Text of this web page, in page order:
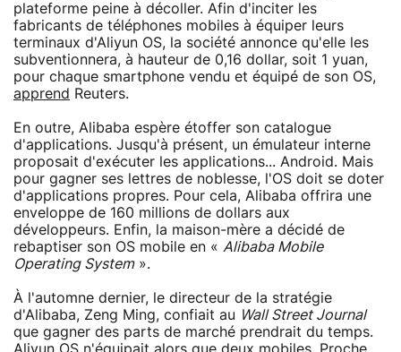
plateforme peine à décoller. Afin d'inciter les
fabricants de téléphones mobiles à équiper leurs
terminaux d'Aliyun OS, la société annonce qu'elle les
subventionnera, à hauteur de 0,16 dollar, soit 1 yuan,
pour chaque smartphone vendu et équipé de son OS,
apprend Reuters.
En outre, Alibaba espère étoffer son catalogue
d'applications. Jusqu'à présent, un émulateur interne
proposait d'exécuter les applications... Android. Mais
pour gagner ses lettres de noblesse, l'OS doit se doter
d'applications propres. Pour cela, Alibaba offrira une
enveloppe de 160 millions de dollars aux
développeurs. Enfin, la maison-mère a décidé de
rebaptiser son OS mobile en « Alibaba Mobile
Operating System».
À l'automne dernier, le directeur de la stratégie
d'Alibaba, Zeng Ming, confiait au Wall Street Journal
que gagner des parts de marché prendrait du temps.
Aliyun OS n'équipait alors que deux mobiles. Proche